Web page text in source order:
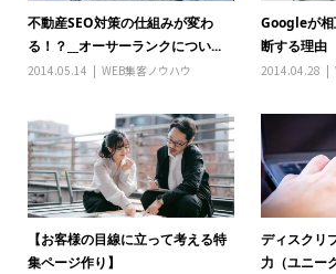
不動産SEO対策の仕組みが変わ
る！？__オーサーランクについ...
2014.05.14 WEB集客ノウハウ
Googleが
断する理由
2014.04.28
【お客様の目線に立って考える特
集ページ作り】
ディスクリ
力（ユニー